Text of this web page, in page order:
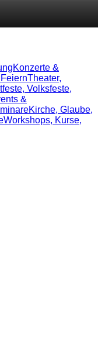
Konzerte &
Theater,
Volksfeste,
&
Kirche, Glaube,
Workshops, Kurse,